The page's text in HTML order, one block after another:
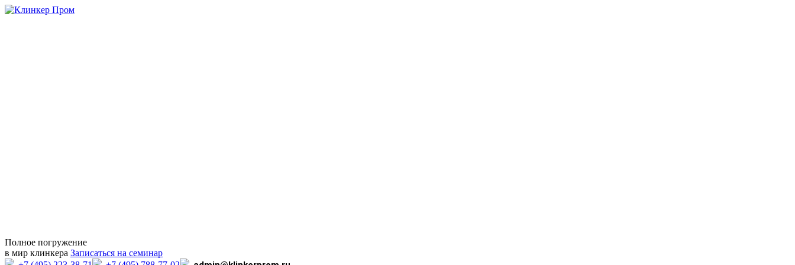
Полное погружение
в мир клинкера Записаться на семинар